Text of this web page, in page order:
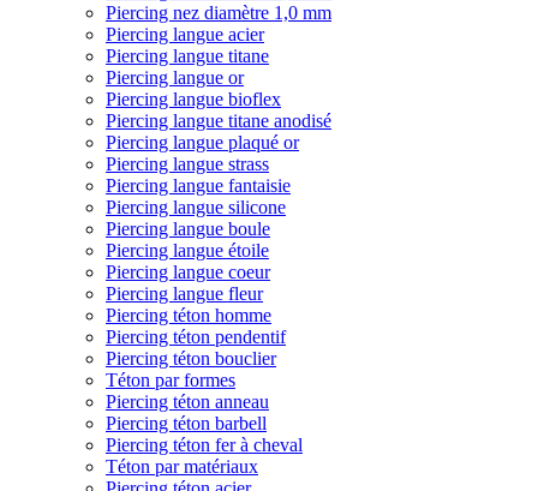
Piercing nez diamètre 1,0 mm
Piercing langue acier
Piercing langue titane
Piercing langue or
Piercing langue bioflex
Piercing langue titane anodisé
Piercing langue plaqué or
Piercing langue strass
Piercing langue fantaisie
Piercing langue silicone
Piercing langue boule
Piercing langue étoile
Piercing langue coeur
Piercing langue fleur
Piercing téton homme
Piercing téton pendentif
Piercing téton bouclier
Téton par formes
Piercing téton anneau
Piercing téton barbell
Piercing téton fer à cheval
Téton par matériaux